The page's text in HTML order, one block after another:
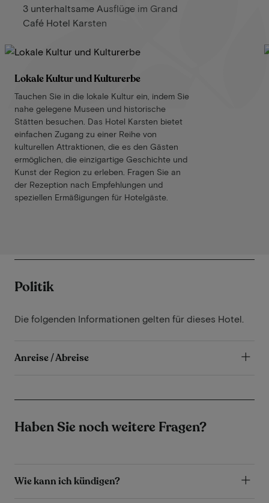
3 unterhaltsame Ausflüge im Grand
Café Hotel Karsten
Lokale Kultur und Kulturerbe
Tauchen Sie in die lokale Kultur ein, indem Sie
nahe gelegene Museen und historische
Stätten besuchen. Das Hotel Karsten bietet
einfachen Zugang zu einer Reihe von
kulturellen Attraktionen, die es den Gästen
ermöglichen, die einzigartige Geschichte und
Kunst der Region zu erleben. Fragen Sie an
der Rezeption nach Empfehlungen und
speziellen Ermäßigungen für Hotelgäste.
Politik
Die folgenden Informationen gelten für dieses Hotel.
Anreise / Abreise
Haben Sie noch weitere Fragen?
Wie kann ich kündigen?